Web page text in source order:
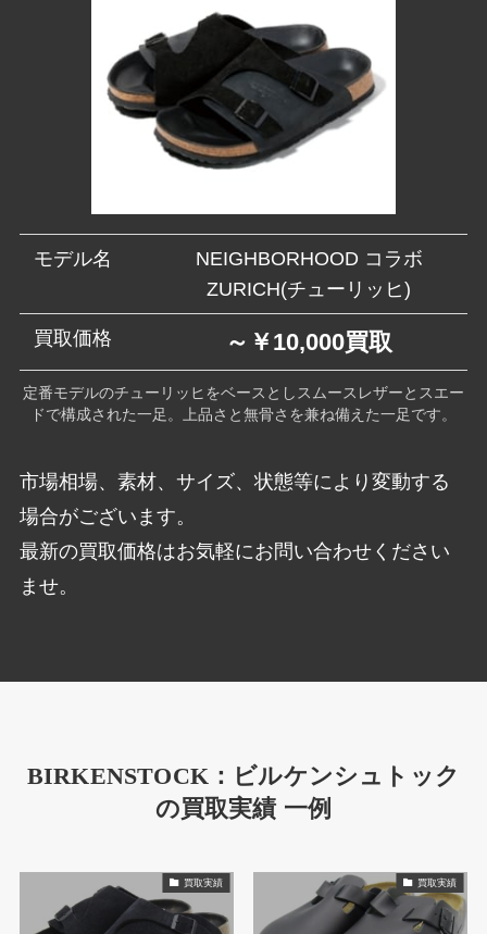
モデル名
NEIGHBORHOOD コラボ
ZURICH(チューリッヒ)
買取価格 ～￥10,000買取
定番モデルのチューリッヒをベースとしスムースレザーとスエー
ドで構成された一足。上品さと無骨さを兼ね備えた一足です。
市場相場、素材、サイズ、状態等により変動する
場合がございます。
最新の買取価格はお気軽にお問い合わせください
ませ。
BIRKENSTOCK：ビルケンシュトック
の買取実績 一例
買取実績 買取実績